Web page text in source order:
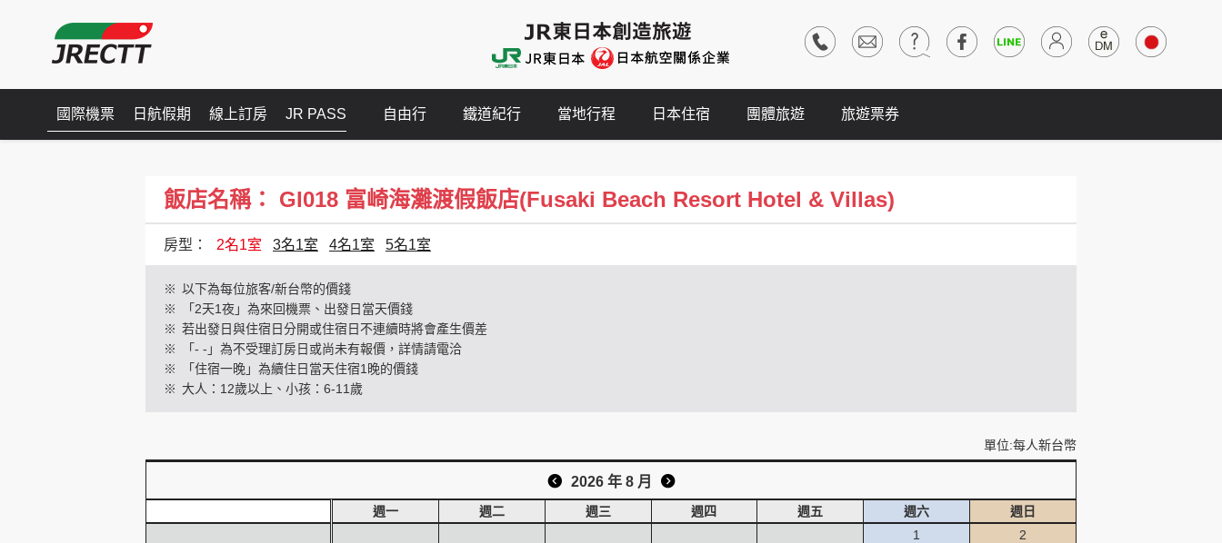
國際機票 日航假期 線上訂房 JR PASS 自由行 鐵道紀行 當地行程 日本住宿 團體旅遊 旅遊票券
飯店名稱： GI018 富崎海灘渡假飯店(Fusaki Beach Resort Hotel & Villas)
房型： 2名1室 3名1室 4名1室 5名1室
※ 以下為每位旅客/新台幣的價錢
※
「2天1夜」為來回機票、出發日當天價錢
※ 若出發日與住宿日分開或住宿日不連續時將會產生價差
※
「- -」為不受理訂房日或尚未有報價，詳情請電洽
※
「住宿一晚」為續住日當天住宿1晚的價錢
※ 大人：12歲以上、小孩：6-11歲
單位:每人新台幣
2026 年 8 月
週一 週二 週三 週四 週五 週六
週日
1
2